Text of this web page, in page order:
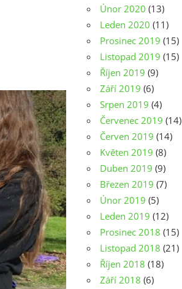
Únor 2020 (13)
Leden 2020 (11)
Prosinec 2019 (15)
Listopad 2019 (15)
Říjen 2019 (9)
Září 2019 (6)
Srpen 2019 (4)
Červenec 2019 (14)
Červen 2019 (14)
Květen 2019 (8)
Duben 2019 (9)
Březen 2019 (7)
Únor 2019 (5)
Leden 2019 (12)
Prosinec 2018 (15)
Listopad 2018 (21)
Říjen 2018 (18)
Září 2018 (6)